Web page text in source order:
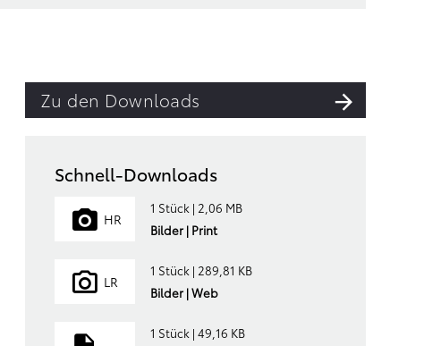
Zu den Downloads
Schnell-Downloads
HR
1 Stück | 2,06 MB
Bilder | Print
LR
1 Stück | 289,81 KB
Bilder | Web
1 Stück | 49,16 KB